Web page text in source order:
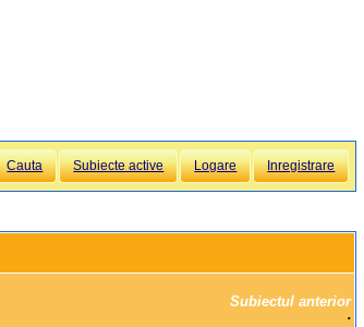
Cauta Subiecte active Logare Inregistrare
Subiectul anterior